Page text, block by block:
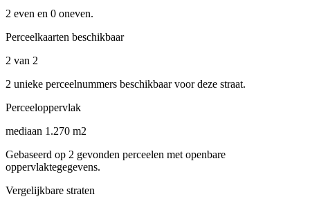
2 even en 0 oneven.
Perceelkaarten beschikbaar
2 van 2
2 unieke perceelnummers beschikbaar voor deze straat.
Perceeloppervlak
mediaan 1.270 m2
Gebaseerd op 2 gevonden perceelen met openbare
oppervlaktegegevens.
Vergelijkbare straten